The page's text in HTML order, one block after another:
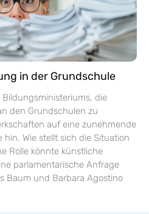
in der Grundschule
die
den Grundschulen zu
auf eine zunehmende
Wie stellt sich die Situation
Rolle könnte künstliche
parlamentarische Anfrage
Baum und Barbara Agostino